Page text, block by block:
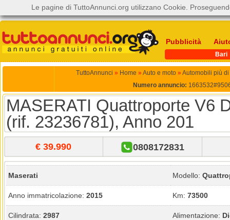
Pubblicità
Bari
TuttoAnnunci » Home » Auto e moto » Automobili più
Numero annuncio:
MASERATI Quattroporte V6
(rif. 23236781), Anno 201
€ 39.990 0808172831
Maserati Modello:
Anno immatricolazione: 2015 Km: 73500
Cilindrata: 2987 Alimentazione:
Le pagine di TuttoAnnunci.org utilizzano Cookie.